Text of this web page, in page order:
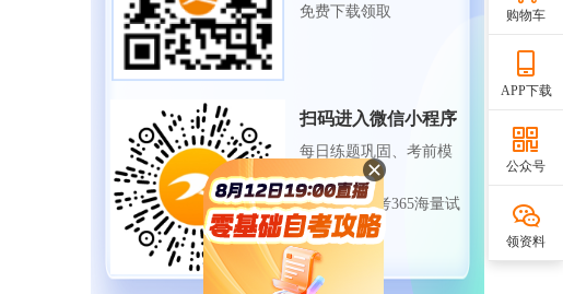
免费下载领取
扫码进入微信小程序
每日练题巩固、考前模
拟实战
免费体验自考365海量试
题
购物车
APP下载
公众号
领资料